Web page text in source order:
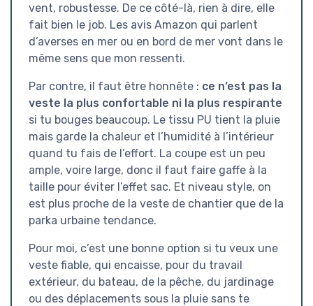
vent, robustesse. De ce côté-là, rien à dire, elle
fait bien le job. Les avis Amazon qui parlent
d’averses en mer ou en bord de mer vont dans le
même sens que mon ressenti.
Par contre, il faut être honnête : ce n’est pas la
veste la plus confortable ni la plus respirante
si tu bouges beaucoup. Le tissu PU tient la pluie
mais garde la chaleur et l’humidité à l’intérieur
quand tu fais de l’effort. La coupe est un peu
ample, voire large, donc il faut faire gaffe à la
taille pour éviter l’effet sac. Et niveau style, on
est plus proche de la veste de chantier que de la
parka urbaine tendance.
Pour moi, c’est une bonne option si tu veux une
veste fiable, qui encaisse, pour du travail
extérieur, du bateau, de la pêche, du jardinage
ou des déplacements sous la pluie sans te